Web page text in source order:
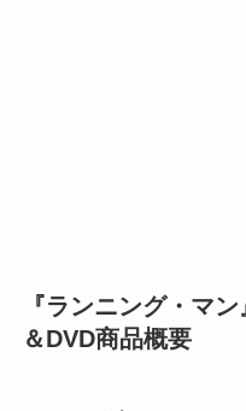
『ランニング・マ
＆DVD商品概要